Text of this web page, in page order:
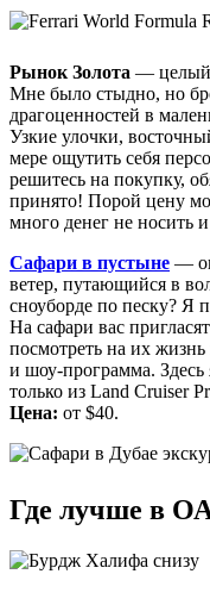
Рынок Золота — целый
Мне было стыдно, но
драгоценностей в
Узкие улочки,
мере ощутить себя
решитесь на покупку,
принято! Порой цену
много денег не носить
Сафари в пустыне —
ветер, путающийся в
сноуборде по песку? Я
На сафари вас
посмотреть на их
и шоу-программа. Здесь
только из Land Cruiser
Цена: от $40.
Где лучше в